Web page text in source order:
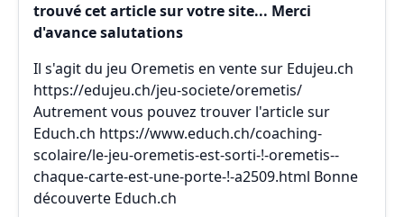
trouvé cet article sur votre site... Merci
d'avance salutations
Il s'agit du jeu Oremetis en vente sur Edujeu.ch
https://edujeu.ch/jeu-societe/oremetis/
Autrement vous pouvez trouver l'article sur
Educh.ch https://www.educh.ch/coaching-
scolaire/le-jeu-oremetis-est-sorti-!-oremetis--
chaque-carte-est-une-porte-!-a2509.html Bonne
découverte Educh.ch